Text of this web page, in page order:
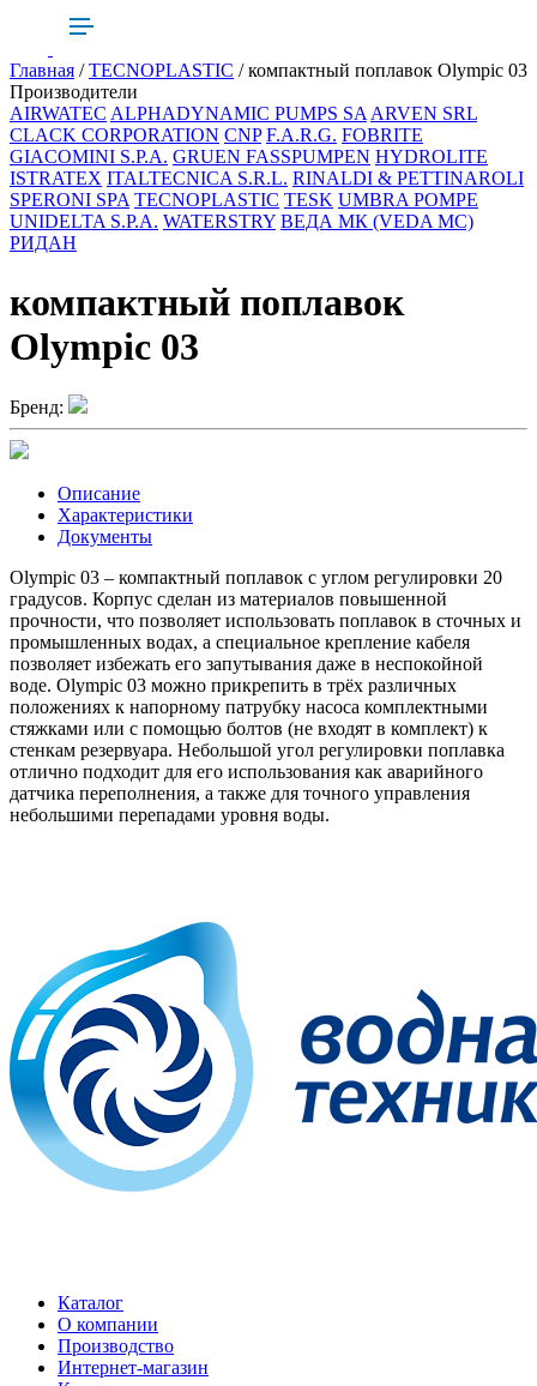
Главная /TECNOPLASTIC / компактный поплавок Olympic 03
Производители
AIRWATEC ALPHADYNAMIC PUMPS SAARVEN SRL
CLACK CORPORATION CNP F.A.R.G. FOBRITE
GIACOMINI S.P.A. GRUEN FASSPUMPEN HYDROLITE
ISTRATEX ITALTECNICA S.R.L. RINALDI & PETTINAROLI
SPERONI SPA TECNOPLASTIC TESK UMBRA POMPE
UNIDELTA S.P.A. WATERSTRY ВЕДА МК (VEDA MC)
РИДАН
компактный поплавок
Olympic 03
Бренд:
Описание
Характеристики
Документы
Olympic 03 – компактный поплавок с углом регулировки 20
градусов. Корпус сделан из материалов повышенной
прочности, что позволяет использовать поплавок в сточных и
промышленных водах, а специальное крепление кабеля
позволяет избежать его запутывания даже в неспокойной
воде. Olympic 03 можно прикрепить в трёх различных
положениях к напорному патрубку насоса комплектными
стяжками или с помощью болтов (не входят в комплект) к
стенкам резервуара. Небольшой угол регулировки поплавка
отлично подходит для его использования как аварийного
датчика переполнения, а также для точного управления
небольшими перепадами уровня воды.
Каталог
О компании
Производство
Интернет-магазин